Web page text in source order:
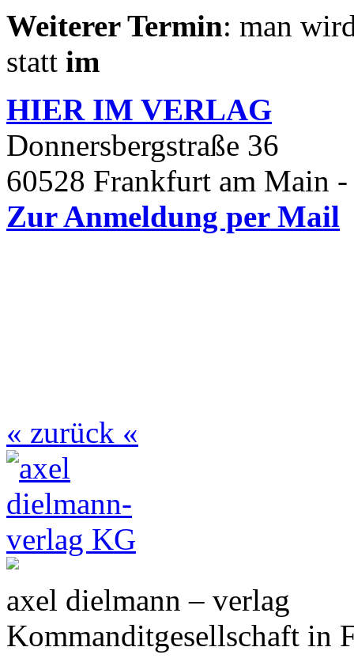
Weiterer Termin: man
statt im
HIER IM VERLAG
Donnersbergstraße 36
60528 Frankfurt am Main
Zur Anmeldung per Mail
« zurück «
axel dielmann – verlag
Kommanditgesellschaft in